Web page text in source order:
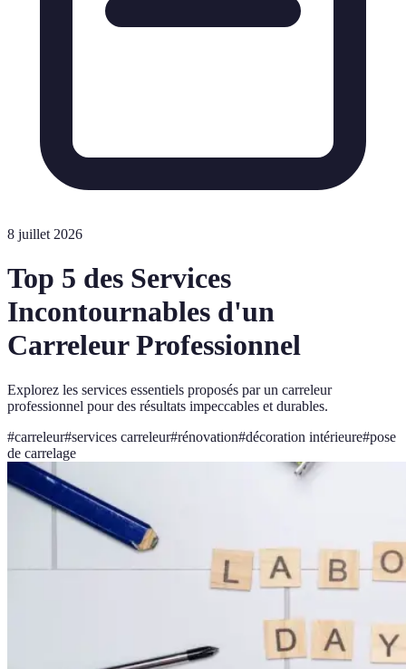
8 juillet 2026
Top 5 des Services
Incontournables d'un
Carreleur Professionnel
Explorez les services essentiels proposés par un carreleur
professionnel pour des résultats impeccables et durables.
#carreleur#services carreleur#rénovation#décoration intérieure#pose
de carrelage